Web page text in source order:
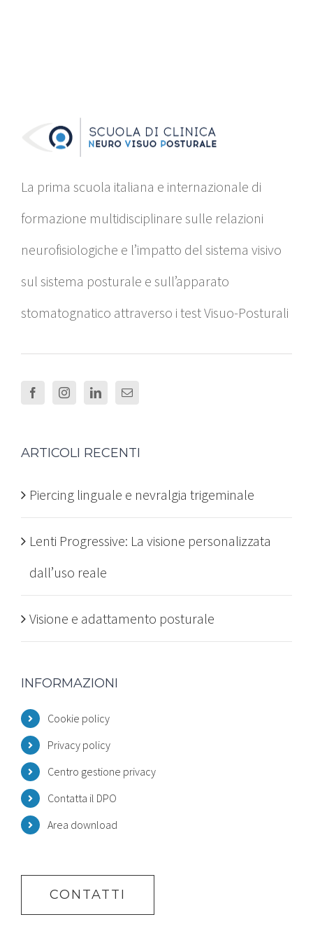
La prima scuola italiana e internazionale di
formazione multidisciplinare sulle relazioni
neurofisiologiche e l’impatto del sistema visivo
sul sistema posturale e sull’apparato
stomatognatico attraverso i test Visuo-Posturali
ARTICOLI RECENTI
Piercing linguale e nevralgia trigeminale
Lenti Progressive: La visione personalizzata
dall’uso reale
Visione e adattamento posturale
INFORMAZIONI
Cookie policy
Privacy policy
Centro gestione privacy
Contatta il DPO
Area download
CONTATTI